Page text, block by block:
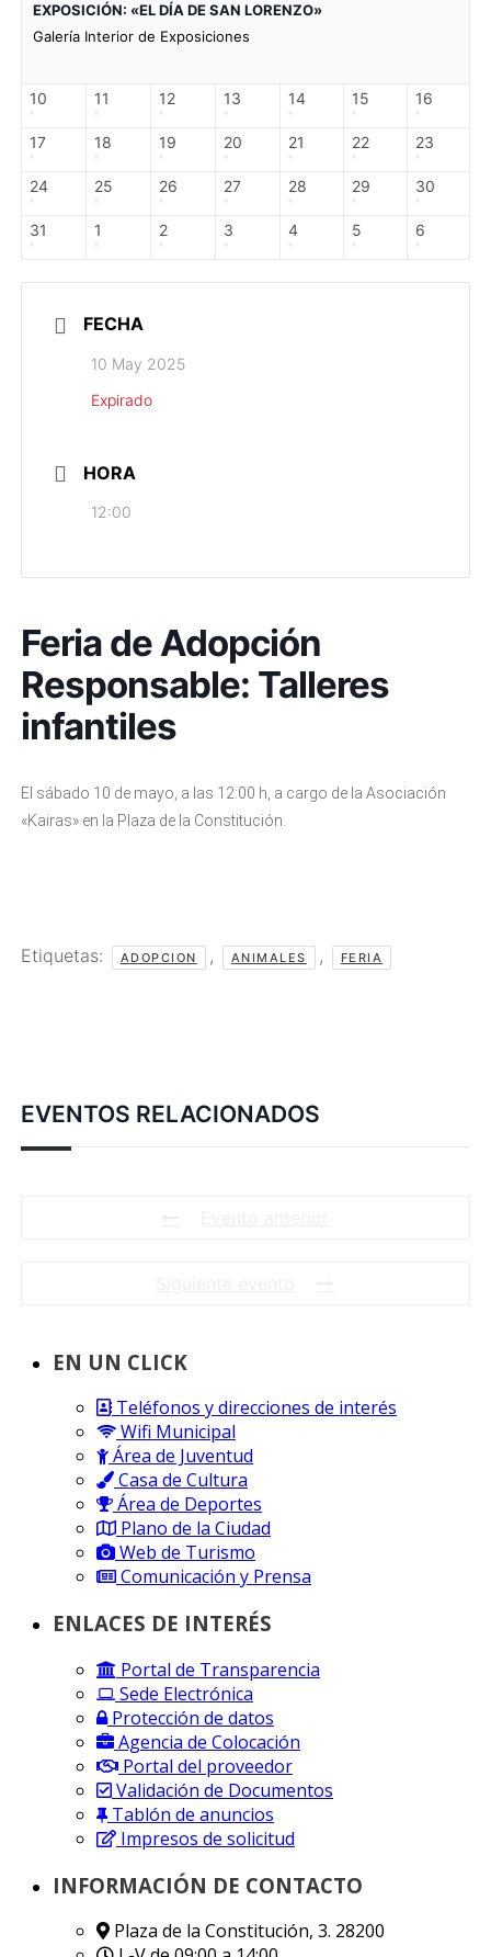
EXPOSICIÓN: «EL DÍA DE SAN LORENZO»
Galería Interior de Exposiciones
10 11 12 13 14 15 16
17 18 19 20 21 22 23
24 25 26 27 28 29 30
31 1 2 3 4 5 6
FECHA
10 May 2025
Expirado
HORA
12:00
Feria de Adopción
Responsable: Talleres
infantiles
El sábado 10 de mayo, a las 12:00 h, a cargo de la Asociación
«Kairas» en la Plaza de la Constitución.
Etiquetas: ADOPCION , ANIMALES , FERIA
EVENTOS RELACIONADOS
EN UN CLICK
Teléfonos y direcciones de interés
Wifi Municipal
Área de Juventud
Casa de Cultura
Área de Deportes
Plano de la Ciudad
Web de Turismo
Comunicación y Prensa
ENLACES DE INTERÉS
Portal de Transparencia
Sede Electrónica
Protección de datos
Agencia de Colocación
Portal del proveedor
Validación de Documentos
Tablón de anuncios
Impresos de solicitud
INFORMACIÓN DE CONTACTO
Plaza de la Constitución, 3. 28200